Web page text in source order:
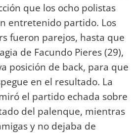
que los ocho polistas
entretenido partido. Los
fueron parejos, hasta que
de Facundo Pieres (29),
posición de back, para que
en el resultado. La
el partido echada sobre
del palenque, mientras
y no dejaba de